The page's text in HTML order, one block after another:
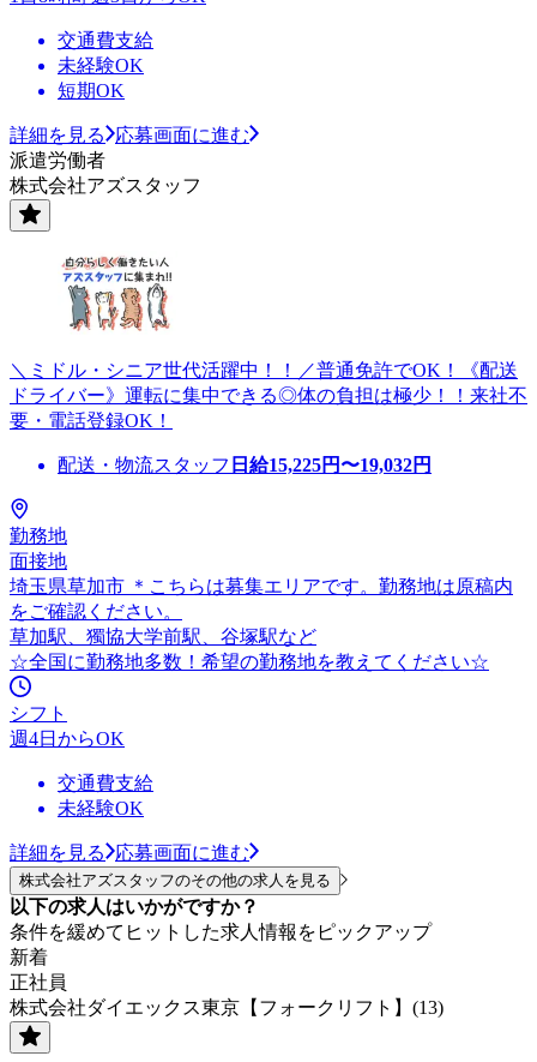
交通費支給
未経験OK
短期OK
詳細を見る
応募画面に進む
派遣労働者
株式会社アズスタッフ
＼ミドル・シニア世代活躍中！！／普通免許でOK！《配送
ドライバー》運転に集中できる◎体の負担は極少！！来社不
要・電話登録OK！
配送・物流スタッフ 日給15,225円〜19,032円
勤務地
面接地
埼玉県草加市 ＊こちらは募集エリアです。勤務地は原稿内
をご確認ください。
草加駅、獨協大学前駅、谷塚駅など
☆全国に勤務地多数！希望の勤務地を教えてください☆
シフト
週4日からOK
交通費支給
未経験OK
詳細を見る 応募画面に進む
株式会社アズスタッフのその他の求人を見る
以下の求人はいかがですか？
条件を緩めてヒットした求人情報をピックアップ
新着
正社員
株式会社ダイエックス東京【フォークリフト】(13)